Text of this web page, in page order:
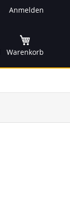
Anmelden
Warenkorb